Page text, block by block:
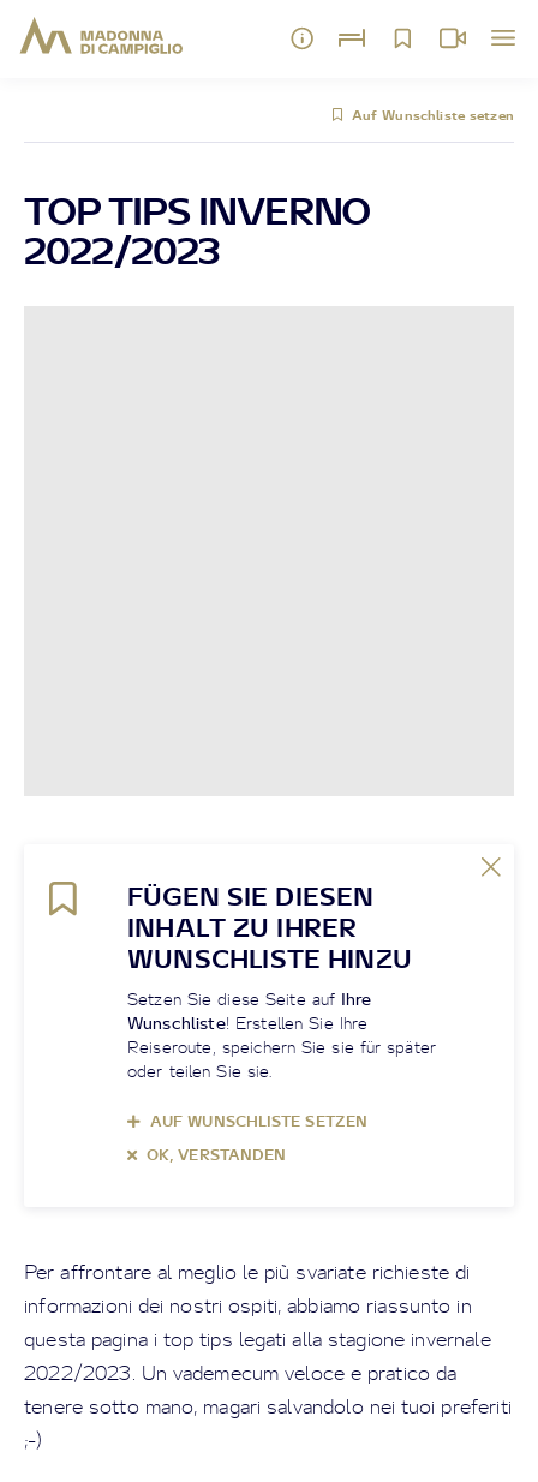
Auf Wunschliste setzen
TOP TIPS INVERNO
2022/2023
FÜGEN SIE DIESEN
INHALT ZU IHRER
WUNSCHLISTE HINZU
Setzen Sie diese Seite auf Ihre
Wunschliste! Erstellen Sie Ihre
Reiseroute, speichern Sie sie für später
oder teilen Sie sie.
AUF WUNSCHLISTE SETZEN
OK, VERSTANDEN
Per affrontare al meglio le più svariate richieste di
informazioni dei nostri ospiti, abbiamo riassunto in
questa pagina i top tips legati alla stagione invernale
2022/2023. Un vademecum veloce e pratico da
tenere sotto mano, magari salvandolo nei tuoi preferiti
;-)